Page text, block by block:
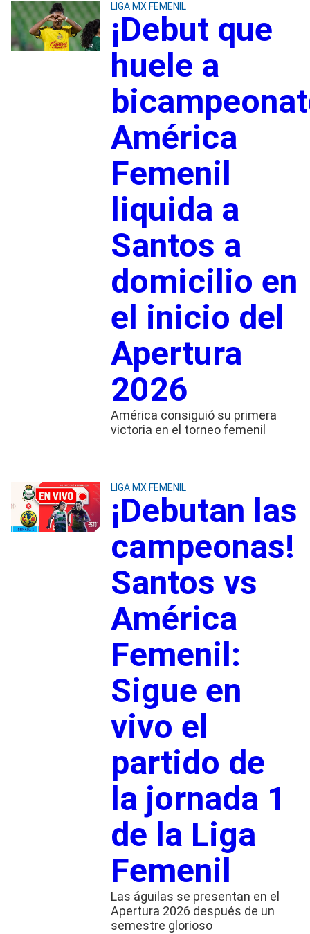
LIGA MX FEMENIL
¡Debut que
huele a
América
Femenil
liquida a
Santos a
domicilio en
el inicio del
Apertura
2026
América consiguió su primera
victoria en el torneo femenil
LIGA MX FEMENIL
¡Debutan las
campeonas!
Santos vs
América
Femenil:
Sigue en
vivo el
partido de
la jornada 1
de la Liga
Femenil
Las águilas se presentan en el
Apertura 2026 después de un
semestre glorioso